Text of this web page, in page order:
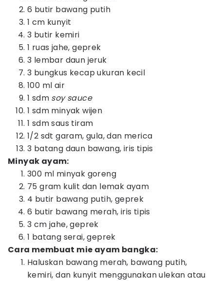
6 butir bawang putih
1 cm kunyit
3 butir kemiri
1 ruas jahe, geprek
3 lembar daun jeruk
3 bungkus kecap ukuran kecil
100 ml air
1 sdm soy sauce
1 sdm minyak wijen
1 sdm saus tiram
1/2 sdt garam, gula, dan merica
3 batang daun bawang, iris tipis
Minyak ayam:
300 ml minyak goreng
75 gram kulit dan lemak ayam
4 butir bawang putih, geprek
6 butir bawang merah, iris tipis
3 cm jahe, geprek
1 batang serai, geprek
Cara membuat mie ayam bangka:
Haluskan bawang merah, bawang putih,
kemiri, dan kunyit menggunakan ulekan atau